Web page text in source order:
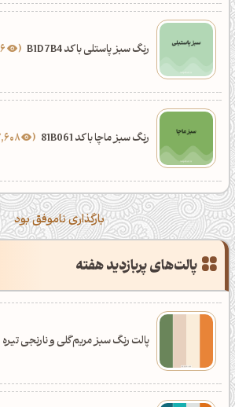
رنگ سبز پاستلی با کد B1D7B4
رنگ سبز ماچا با کد 81B061 7,608
بارگذاری ناموفق بود
پالت‌های پربازدید هفته
پالت رنگ سبز مریم‌گلی و نارنجی تیره